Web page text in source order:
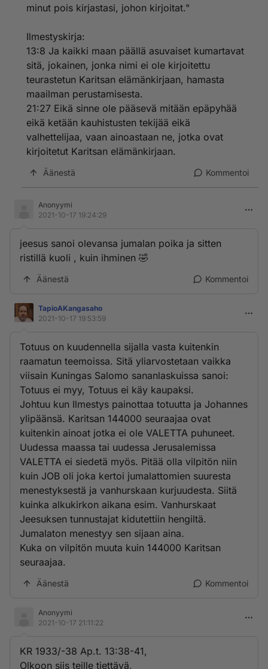
minut pois kirjastasi, johon kirjoitat."
Ilmestyskirja:
13:8 Ja kaikki maan päällä asuvaiset kumartavat
sitä, jokainen, jonka nimi ei ole kirjoitettu
teurastetun Karitsan elämänkirjaan, hamasta
maailman perustamisesta.
21:27 Eikä sinne ole pääsevä mitään epäpyhää
eikä ketään kauhistusten tekijää eikä
valhettelijaa, vaan ainoastaan ne, jotka ovat
kirjoitetut Karitsan elämänkirjaan.
Äänestä Kommentoi
Anonyymi
2021-10-17 19:24:29
jeesus sanoi olevansa jumalan poika ja sitten
ristillä kuoli , kuin ihminen 🤣
Äänestä Kommentoi
TapioAKangasaho
2021-10-17 19:53:59
Totuus on kuudennella sijalla vasta kuitenkin
raamatun teemoissa. Sitä yliarvostetaan vaikka
viisain Kuningas Salomo sananlaskuissa sanoi:
Totuus ei myy, Totuus ei käy kaupaksi.
Johtuu kun Ilmestys painottaa totuutta ja Johannes
ylipäänsä. Karitsan 144000 seuraajaa ovat
kuitenkin ainoat jotka ei ole VALETTA puhuneet.
Uudessa maassa tai uudessa Jerusalemissa
VALETTA ei siedetä myös. Pitää olla vilpitön niin
kuin JOB oli joka kertoi jumalattomien suuresta
menestyksestä ja vanhurskaan kurjuudesta. Siitä
kuinka alkukirkon aikana esim. Vanhurskaat
Jeesuksen tunnustajat kidutettiin hengiltä.
Jumalaton menestyy sen sijaan aina.
Kuka on vilpitön muuta kuin 144000 Karitsan
seuraajaa.
Äänestä Kommentoi
Anonyymi
2021-10-17 21:11:22
KR 1933/-38 Ap.t. 13:38-41,
Olkoon siis teille tiettävä,